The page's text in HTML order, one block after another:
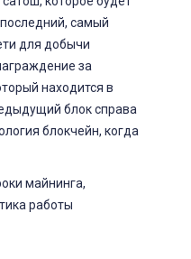
самый
для добычи
за
находится в
блок справа
блокчейн, когда
майнинга,
работы